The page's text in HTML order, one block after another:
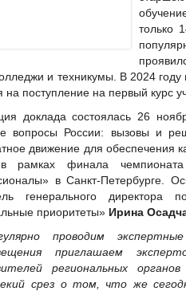
только
и техникумы. В 2024
на поступление на первый курс
доклада состоялась 26
вопросы России: вызовы и
движение для обеспечения
рамках финала чемпионата
в Санкт-Петербурге.
генерального
приоритеты» Ирина
проводим
приглашаем
региональных
срез о том, что же